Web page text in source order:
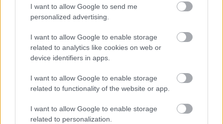
I want to allow Google to send me
personalized advertising.
I want to allow Google to enable storage
related to analytics like cookies on web or
device identifiers in apps.
I want to allow Google to enable storage
related to functionality of the website or app.
I want to allow Google to enable storage
related to personalization.
12 éves lett a Lucullus BT, amely dátumnak
evészetet tartottunk. Kínaország magyar jeles
reprezentánsa már nagyon várta az ideérkezőket.
Wang egy mítosz, egy élő Igor (bocsánat, ikon)
szokásokhoz…